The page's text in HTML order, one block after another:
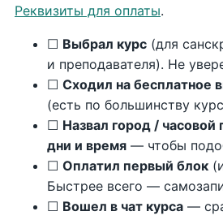
Реквизиты для оплаты.
☐ Выбрал курс (для
и преподавателя). Не
☐ Сходил на бесплатное
(есть по большинству
☐ Назвал город / часовой
дни и время — чтобы
☐ Оплатил первый блок
Быстрее всего —
☐ Вошел в чат курса —